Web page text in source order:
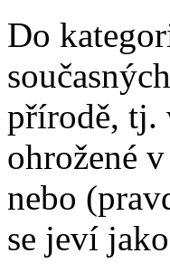
Do
přírodě, tj.
ohrožené
nebo
se jeví